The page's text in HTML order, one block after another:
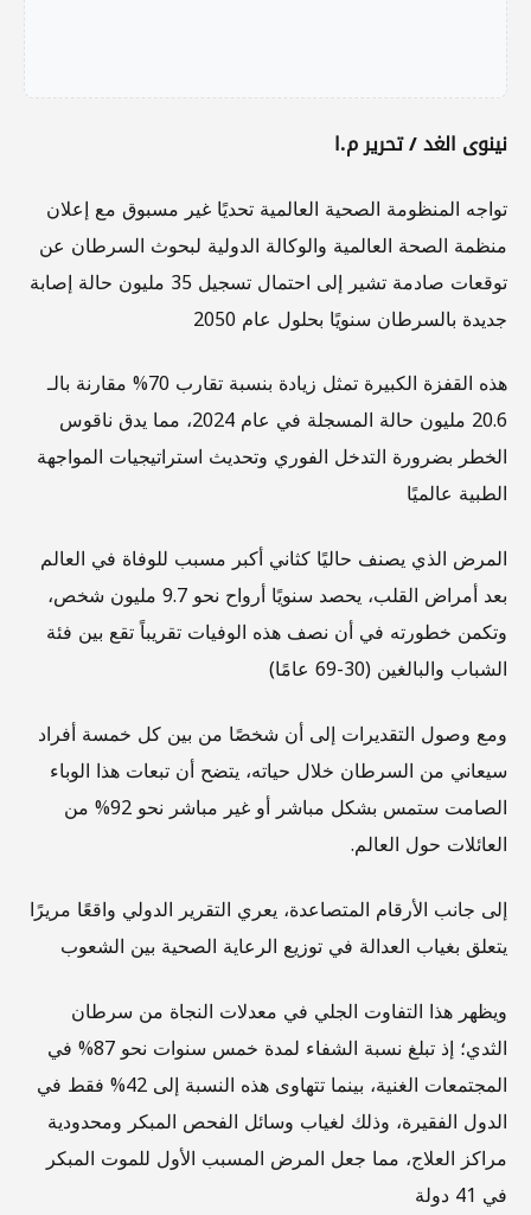
نينوى الغد / تحرير م.ا
تواجه المنظومة الصحية العالمية تحديًا غير مسبوق مع إعلان
منظمة الصحة العالمية والوكالة الدولية لبحوث السرطان عن
توقعات صادمة تشير إلى احتمال تسجيل 35 مليون حالة إصابة
جديدة بالسرطان سنويًا بحلول عام 2050
هذه القفزة الكبيرة تمثل زيادة بنسبة تقارب 70% مقارنة بالـ
20.6 مليون حالة المسجلة في عام 2024، مما يدق ناقوس
الخطر بضرورة التدخل الفوري وتحديث استراتيجيات المواجهة
الطبية عالميًا
المرض الذي يصنف حاليًا كثاني أكبر مسبب للوفاة في العالم
بعد أمراض القلب، يحصد سنويًا أرواح نحو 9.7 مليون شخص،
وتكمن خطورته في أن نصف هذه الوفيات تقريباً تقع بين فئة
الشباب والبالغين (30-69 عامًا)
ومع وصول التقديرات إلى أن شخصًا من بين كل خمسة أفراد
سيعاني من السرطان خلال حياته، يتضح أن تبعات هذا الوباء
الصامت ستمس بشكل مباشر أو غير مباشر نحو 92% من
العائلات حول العالم.
إلى جانب الأرقام المتصاعدة، يعري التقرير الدولي واقعًا مريرًا
يتعلق بغياب العدالة في توزيع الرعاية الصحية بين الشعوب
ويظهر هذا التفاوت الجلي في معدلات النجاة من سرطان
الثدي؛ إذ تبلغ نسبة الشفاء لمدة خمس سنوات نحو 87% في
المجتمعات الغنية، بينما تتهاوى هذه النسبة إلى 42% فقط في
الدول الفقيرة، وذلك لغياب وسائل الفحص المبكر ومحدودية
مراكز العلاج، مما جعل المرض المسبب الأول للموت المبكر
في 41 دولة